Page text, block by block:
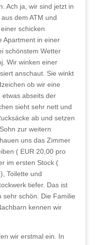
Ach ja, wir sind jetzt in
dem ATM und
schicken
Apartment in einer
schönstem Wetter
Wir winken einer
anschaut. Sie winkt
ob wir eine
etwas abseits der
sieht sehr nett und
ab und setzen
zur weitern
uns das Zimmer
( EUR 20,00 pro
im ersten Stock (
Toilette und
tiefer. Das ist
sehr schön. Die Familie
kennen wir
wir erstmal ein. In